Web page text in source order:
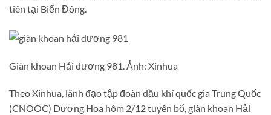
tiên tại Biển Đông.
Giàn khoan Hải dương 981. Ảnh: Xinhua
Theo Xinhua, lãnh đạo tập đoàn dầu khí quốc gia Trung Quốc
(CNOOC) Dương Hoa hôm 2/12 tuyên bố, giàn khoan Hải